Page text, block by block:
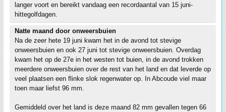
langer voort en bereikt vandaag een recordaantal van 15 juni-
hittegolfdagen.
Natte maand door onweersbuien
Na de zeer hete 19 juni kwam het in de avond tot stevige
onweersbuien en ook 27 juni tot stevige onweersbuien. Overdag
kwam het op de 27e in het westen tot buien, in de avond trokken
meerdere onweersbuien over de rest van het land en dat leverde op
veel plaatsen een flinke slok regenwater op. In Abcoude viel maar
toen maar liefst 96 mm.
Gemiddeld over het land is deze maand 82 mm gevallen tegen 66